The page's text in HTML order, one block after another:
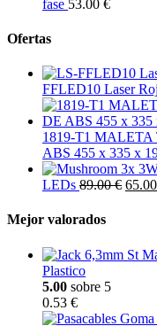
fase 53.00 €
Ofertas
FFLED10 Laser
1819-T1
ABS 455 x 335 x
LEDs 89.00 €
Mejor valorados
Plastico
5.00 sobre 5
0.53 €